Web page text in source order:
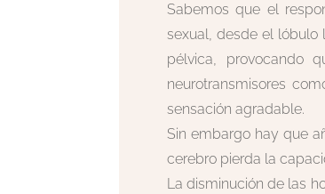
Sabemos que el
sexual, desde el lóbulo
pélvica, provocando
neurotransmisores
sensación agradable.
Sin embargo hay que
cerebro pierda la
La disminución de las